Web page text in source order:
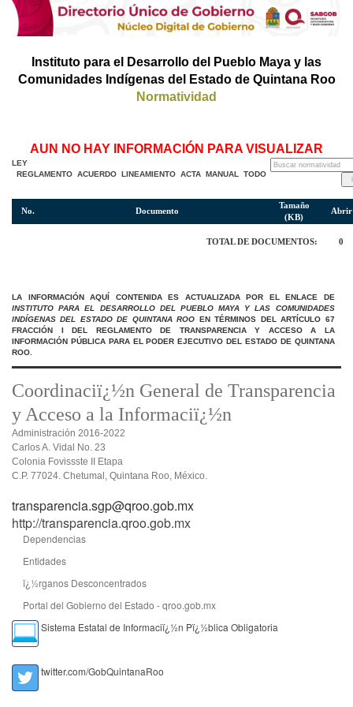
Instituto para el Desarrollo del Pueblo Maya y las
Comunidades Indígenas del Estado de Quintana Roo
Normatividad
AUN NO HAY INFORMACIÓN PARA VISUALIZAR
LEY
REGLAMENTO ACUERDO LINEAMIENTO ACTA MANUAL TODO
No. Documento
Tamaño
(KB)
Abrir
TOTAL DE DOCUMENTOS: 0
LA INFORMACIÓN AQUÍ CONTENIDA ES ACTUALIZADA POR EL ENLACE DE
INSTITUTO PARA EL DESARROLLO DEL PUEBLO MAYA Y LAS COMUNIDADES
INDÍGENAS DEL ESTADO DE QUINTANA ROO EN TÉRMINOS DEL ARTÍCULO 67
FRACCIÓN I DEL REGLAMENTO DE TRANSPARENCIA Y ACCESO A LA
INFORMACIÓN PÚBLICA PARA EL PODER EJECUTIVO DEL ESTADO DE QUINTANA
ROO.
Coordinaciï¿½n General de Transparencia
y Acceso a la Informaciï¿½n
Administración 2016-2022
Carlos A. Vidal No. 23
Colonia Fovissste II Etapa
C.P. 77024. Chetumal, Quintana Roo, México.
transparencia.sgp@qroo.gob.mx
http://transparencia.qroo.gob.mx
Dependencias
Entidades
ï¿½rganos Desconcentrados
Portal del Gobierno del Estado - qroo.gob.mx
Sistema Estatal de Informaciï¿½n Pï¿½blica Obligatoria
twitter.com/GobQuintanaRoo